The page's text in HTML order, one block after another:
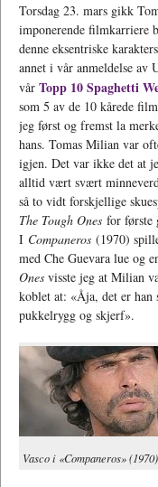
Torsdag 23. mars gikk
imponerende filmkarriere
denne eksentriske
annet i vår anmeldelse av
vår Topp 10 Spaghetti
som 5 av de 10 kårede
jeg først og fremst la
hans. Tomas Milian var
igjen. Det var ikke det at
alltid vært svært
så to vidt forskjellige
The Tough Ones for første
I Companeros (1970)
med Che Guevara lue og
Ones visste jeg at Milian
koblet at: «Åja, det er han
pukkelrygg og skjerf».
Vasco i «Companeros»